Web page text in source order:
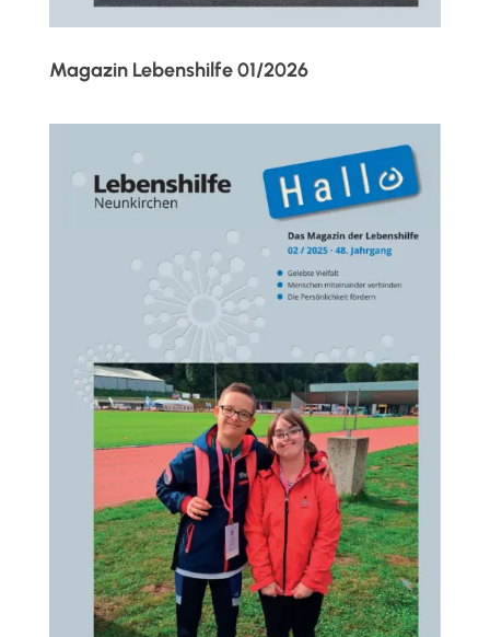
Magazin Lebenshilfe 01/2026